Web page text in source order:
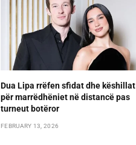
Dua Lipa rrëfen sfidat dhe këshillat
për marrëdhëniet në distancë pas
turneut botëror
FEBRUARY 13, 2026